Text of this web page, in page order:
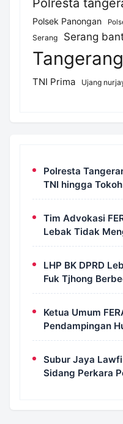
Polsek Panongan
Serang Serang
Tangerang
TNI Prima
Ujang
Polresta
TNI hingga
Kamtibmas
Tim Advokasi
Lebak Tidak
Perkara Fam
LHP BK DPRD
Fuk Tjhong
Revan FERADI
Ketua Umum
Pendampingan
Tjhong Tetap
Subur Jaya
Sidang Perkara